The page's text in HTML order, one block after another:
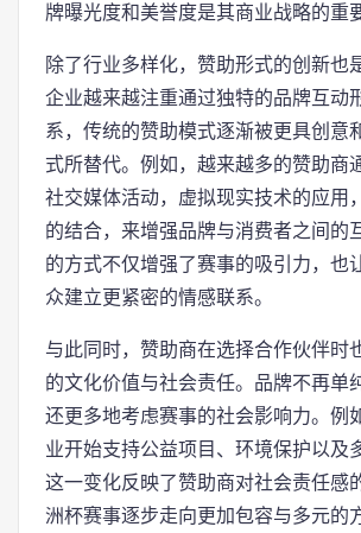
牌曝光度和美誉度是其商业战略的重
除了行业多样化，赞助形式的创新也
企业越来越注重通过独特的品牌互动
系，传统的赞助模式逐渐被更具创意
式所替代。例如，越来越多的赞助商
社交媒体活动，虚拟现实技术的应用
的结合，来增强品牌与消费者之间的
的方式不仅增强了赛事的吸引力，也
众建立更紧密的情感联系。
与此同时，赞助商在选择合作伙伴时
的文化价值与社会责任。品牌不再单
还更多地考虑赛事的社会影响力。例
业开始支持公益项目、环境保护以及
这一变化反映了赞助商对社会责任感
洲杯赛事逐步走向更加包容与多元的